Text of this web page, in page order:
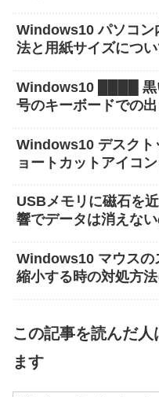
Windows10 パソコン
法と用紙サイズにつ
Windows10 ████ 黒
号のキーボードでの
Windows10 デスクト
ョートカットアイコ
USBメモリに磁石を
響でデータは消えな
Windows10 マウスの
縮小する時の対処方
この記事を読んだ
ます